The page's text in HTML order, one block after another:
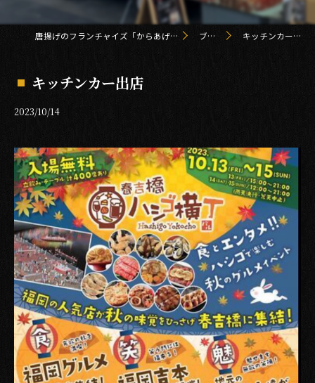
唐揚げのフランチャイズ「からあげ鶏 kei」 ブログ キッチンカー出店
キッチンカー出店
2023/10/14